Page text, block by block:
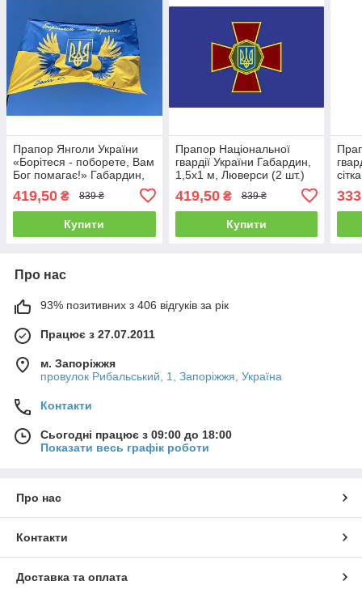
Прапор Янголи України
«Борітеся - поборете, Вам
Бог помагає!» Габардин,
1,5х1 м, Люверси (2 шт.)
Розпродаж
419,50 ₴ 839 ₴
Купити
Прапор Національної
гвардії України Габардин,
1,5х1 м, Люверси (2 шт.)
419,50₴ 839 ₴
Купити
Про нас
93% позитивних з 406 відгуків за рік
Працює з 27.07.2011
м. Запоріжжя
провулок Рибальський, 1, Запоріжжя, Україна
Контакти
Сьогодні працює з 09:00 до 18:00
Показати весь графік роботи
Про нас
Контакти
Доставка та оплата